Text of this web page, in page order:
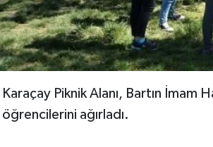
Karaçay Piknik Alanı, Bartın
öğrencilerini ağırladı.